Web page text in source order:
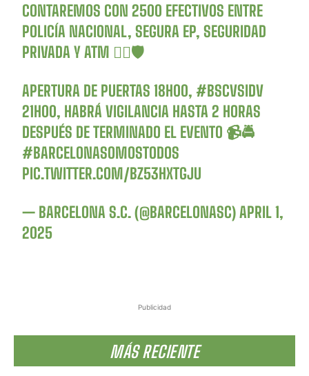
Publicidad
MÁS RECIENTE
CONTAREMOS CON 2500 EFECTIVOS ENTRE
POLICÍA NACIONAL, SEGURA EP, SEGURIDAD
PRIVADA Y ATM 👮‍♂️🛡
APERTURA DE PUERTAS 18H00,#BSCVSIDV
21H00, HABRÁ VIGILANCIA HASTA 2 HORAS
DESPUÉS DE TERMINADO EL EVENTO 📹🚔
#BARCELONASOMOSTODOS
PIC.TWITTER.COM/BZ53HXTGJU
— BARCELONA S.C. (@BARCELONASC)APRIL 1,
2025